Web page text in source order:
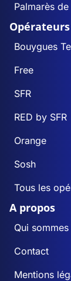
Palmarès
Opérateurs
Bouygues
Free
SFR
RED by SFR
Orange
Sosh
Tous les
A propos
Qui
Contact
Mentions